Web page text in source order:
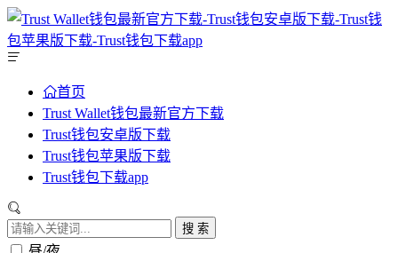
首页
Trust Wallet钱包最新官方下载
Trust钱包安卓版下载
Trust钱包苹果版下载
Trust钱包下载app
搜 索